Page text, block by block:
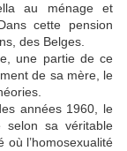
au ménage et
cette pension
des Belges.
une partie de ce
de sa mère, le
années 1960, le
sa véritable
l’homosexualité